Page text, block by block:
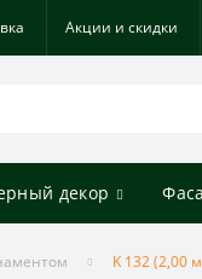
Акции и скидки
декор
K 132 (2,00